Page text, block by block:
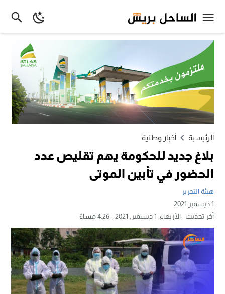
الرئيسية أخبار وطنية
بلاغ جديد للحكومة يهم تقليص عدد
الحضور في تأبين الموتى
هيئة التحرير
1 ديسمبر 2021
آخر تحديث :الأربعاء, 1 ديسمبر, 2021 - 4:26 مساءً